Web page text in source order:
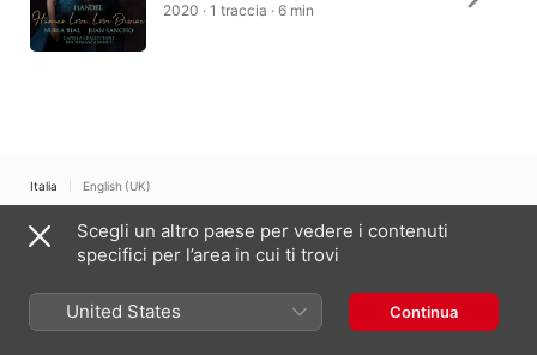
2020 · 1 traccia · 6 min
Italia English (UK)
Copyright © 2026 Apple Inc.
Tutti i diritti riservati.
Condizioni dei servizi internet
Apple Music e privacy
Scegli un altro paese per vedere i contenuti
specifici per l’area in cui ti trovi
United States Continua